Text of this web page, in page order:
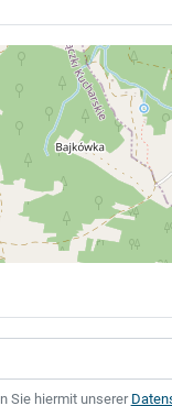
Sie hiermit unserer